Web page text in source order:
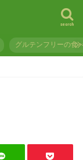
search
グルテンフリーの食